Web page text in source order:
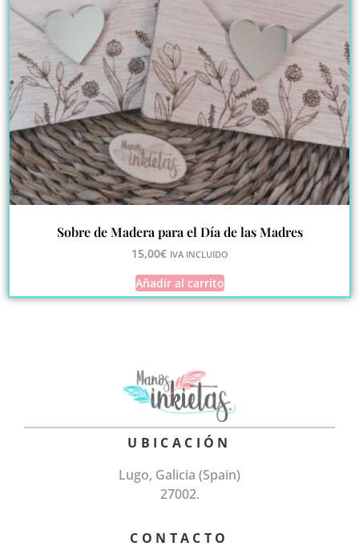
Sobre de Madera para el Día de las Madres
15,00€ IVA INCLUIDO
Añadir al carrito
UBICACIÓN
Lugo, Galicia (Spain)
27002.
CONTACTO